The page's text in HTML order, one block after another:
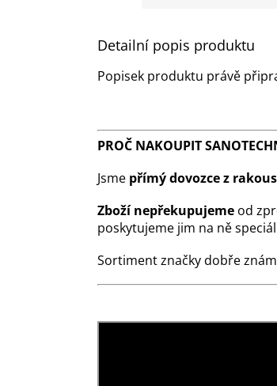
Detailní popis produktu
Popisek produktu právě
PROČ NAKOUPIT
Jsme přímý dovozce z
Zboží nepřekupujeme od
poskytujeme jim na ně
Sortiment značky dobře